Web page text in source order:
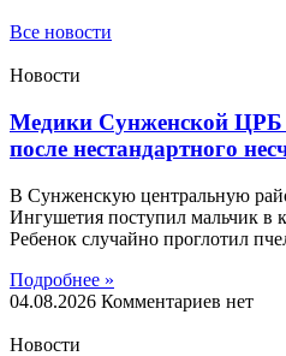
Все новости
Новости
Медики Сунженской ЦРБ
после нестандартного
В Сунженскую центральную
Ингушетия поступил мальчик в
Ребенок случайно проглотил
Подробнее »
04.08.2026 Комментариев нет
Новости